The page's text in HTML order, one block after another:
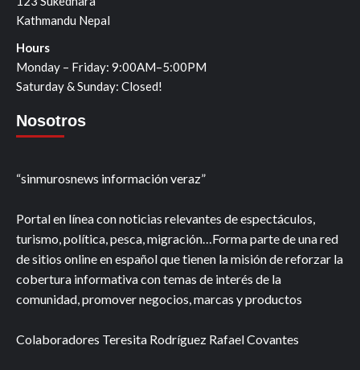
Kathmandu Nepal
Hours
Monday – Friday: 9:00AM–5:00PM
Saturday & Sunday: Closed!
Nosotros
“sinmurosnews información veraz”
Portal en línea con noticias relevantes de espectáculos,
turismo, política, pesca, migración…Forma parte de una red
de sitios online en español que tienen la misión de reforzar la
cobertura informativa con temas de interés de la
comunidad, promover negocios, marcas y productos
Colaboradores Teresita Rodríguez Rafael Covantes